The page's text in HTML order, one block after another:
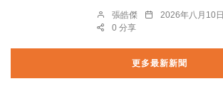
張皓傑 2026年八月10日
0 分享
更多最新新聞